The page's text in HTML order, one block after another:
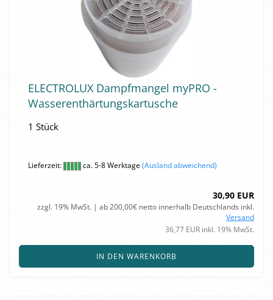
ELEC­TRO­LUX Dampf­man­gel myPRO -
Was­ser­ent­här­tungs­kar­tu­sche
1 Stück
Lieferzeit: ca. 5-8 Werktage(Ausland abweichend)
30,90 EUR
zzgl. 19% MwSt. | ab 200,00€ netto innerhalb Deutschlands inkl.
Versand
36,77 EUR inkl. 19% MwSt.
IN DEN WARENKORB